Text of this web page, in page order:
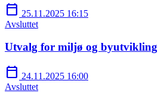
calendar_today 25.11.2025 16:15
Avsluttet
Utvalg for miljø og byutvikling
calendar_today 24.11.2025 16:00
Avsluttet